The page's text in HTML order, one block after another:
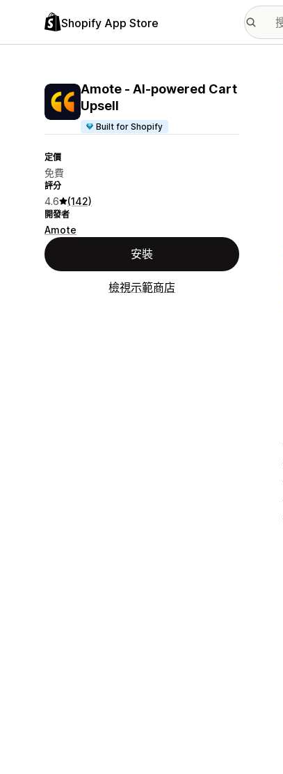
Shopify App Store
Amote ‑ AI‑powered Cart
Upsell
Built for Shopify
定價
免費
評分
4.6 (142)
開發者
Amote
安裝
檢視示範商店